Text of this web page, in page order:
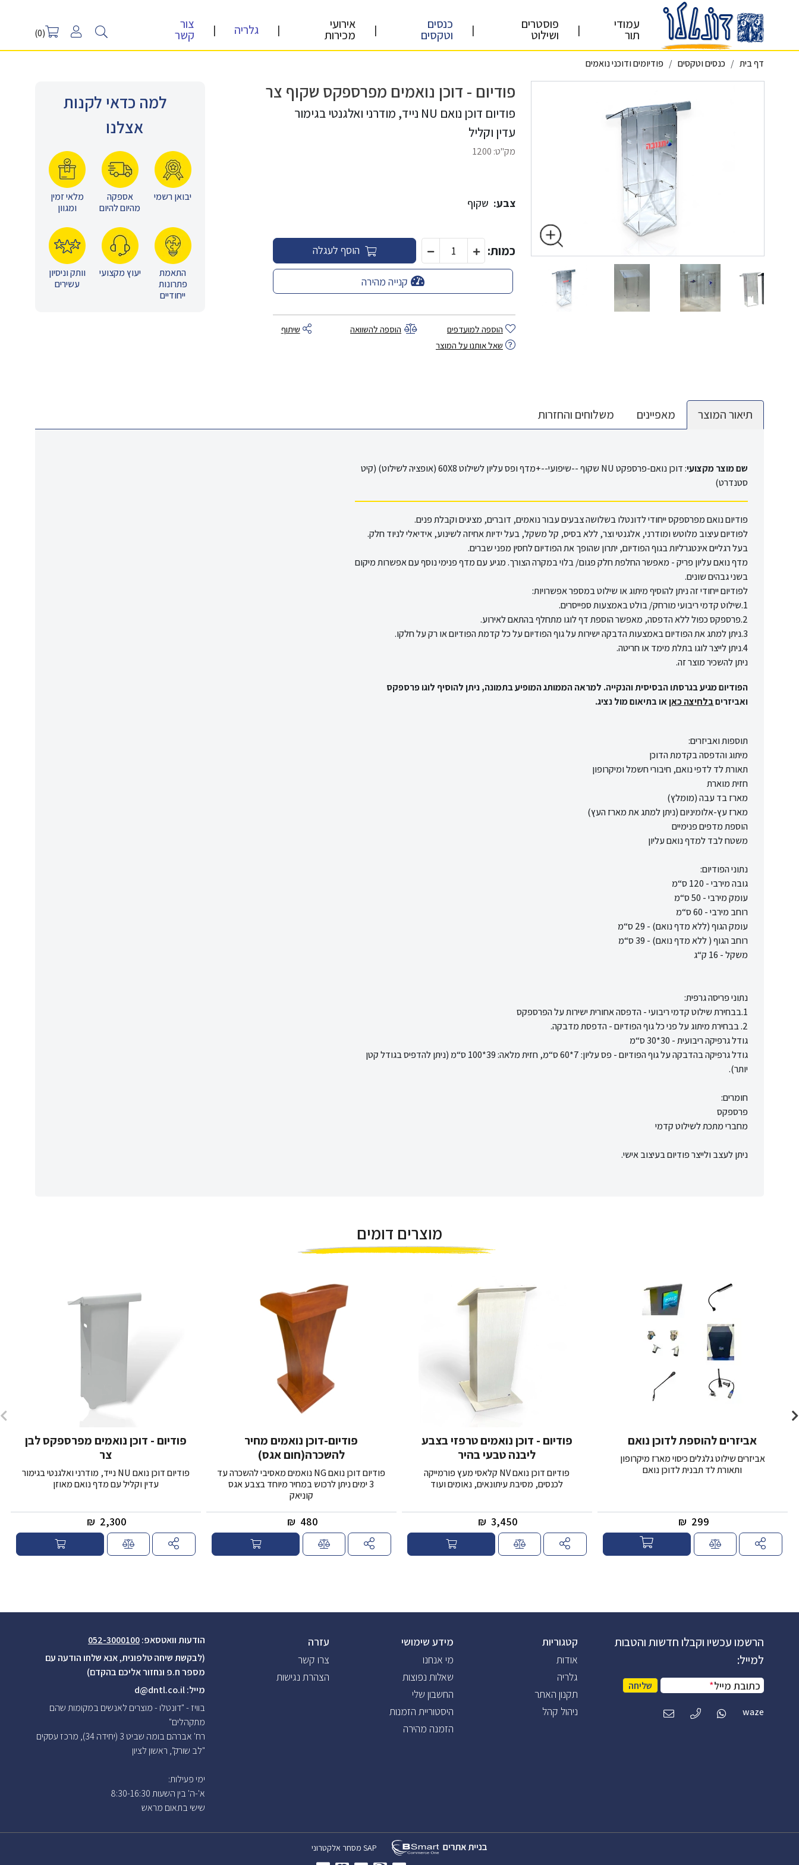
עמודי
תור | פוסטרים
ושילוט | כנסים
וטקסים | אירועי
מכירות | גלריה | צור
קשר (0)
דף בית כנסים וטקסים פודיומים ודוכני נואמים
פודיום - דוכן נואמים מפרספקס שקוף צר
פודיום דוכן נואם NU נייד, מודרני ואלגנטי בגימור
עדין וקליל
מק"ט: 1200
צבע: שקוף
כמות: הוסף לעגלה
קנייה מהירה
הוספה למועדפים הוספה להשוואה
שיתוף
שאל אותנו על המוצר
למה כדאי לקנות
אצלנו
יבואן רשמי
אספקה
מהיום להיום
מלאי זמין
ומגוון
התאמת
פתרונות
ייחודיים
יעוץ מקצועי
וותק וניסיון
עשירים
תיאור המוצר מאפיינים משלוחים והחזרות
שם מוצר מקצועי:
דוכן נואם-פרספקט NU שקוף --שיפועי--+מדף ופס עליון לשילוט 60X8 (אופציה לשילוט) (קיט
סטנדרט)
פודיום נואם מפרספקס ייחודי לדונטלו בשלושה צבעים עבור נואמים, דוברים, מציגים וקבלת פנים.
לפודיום עיצוב מלוטש ומודרני, אלגנטי וצר, ללא בסיס, קל משקל, בעל ידיות אחיזה לשינוע, אידיאלי לניוד חלק.
בעל רגליים אינטגרליות בגוף הפודיום, יתרון שהופך את הפודיום לחסין מפני שברים.
מדף נואם עליון פריק - מאפשר החלפת חלק פגום/ בלוי במקרה הצורך. מגיע עם מדף פנימי נוסף עם אפשרות מיקום
בשני גבהים שונים.
לפודיום ייחודי זה ניתן להוסיף מיתוג או שילוט במספר אפשרויות:
1.שילוט קדמי ריבועי מורחק/ בולט באמצעות ספייסרים.
2.פרספקס כפול ללא הדפסה, מאפשר הוספת דף לוגו מתחלף בהתאם לאירוע.
3.ניתן למתג את הפודיום באמצעות הדבקה ישירות על גוף הפודיום על כל קדמת הפודיום או רק על חלקו.
4.ניתן לייצר לוגו בתלת מימד או חריטה.
ניתן להשכיר מוצר זה.
הפודיום מגיע בגרסתו הבסיסית והנקייה. למראה הממותג המופיע בתמונה, ניתן להוסיף לוגו פרספקס
ואביזריםבלחיצה כאןאו בתיאום מול נציג.
תוספות ואביזרים:
מיתוג והדפסה בקדמת הדוכן
תאורת לד לדפי נואם, חיבורי חשמל ומיקרופון
חזית מוארת
מארז בד עבה (מומלץ)
מארז עץ-אלומיניום (ניתן למתג את מארז העץ)
הוספת מדפים פנימיים
משטח לבד למדף נואם עליון
נתוני הפודיום:
גובה מירבי - 120 ס“מ
עומק מירבי - 50 ס“מ
רוחב מירבי - 60 ס“מ
עומק הגוף (ללא מדף נואם) - 29 ס“מ
רוחב הגוף ( ללא מדף נואם) - 39 ס“מ
משקל - 16 ק“ג
נתוני פריסה גרפית:
1.בבחירת שילוט קדמי ריבועי - הדפסה אחורית ישירות על הפרספקס
2. בבחירת מיתוג על פני כל גוף הפודיום - הדפסת מדבקה.
גודל גרפיקה ריבועית - 30*30 ס“מ
גודל גרפיקה בהדבקה על גוף הפודיום - פס עליון: 7*60 ס“מ, חזית מלאה: 39*100 ס“מ (ניתן להדפיס בגודל קטן
יותר).
חומרים:
פרספקס
מחברי מתכת לשילוט קדמי
ניתן לעצב ולייצר פודיום בעיצוב אישי.
מוצרים דומים
אביזרים להוספת לדוכן נואם
אביזרים שילוט גלגלים כיסוי מארז מיקרופון
ותאורת לד תבנית לדוכן נואם
299
₪
פודיום - דוכן נואמים טרפזי בצבע
ליבנה טבעי בהיר
פודיום דוכן נואם NV קלאסי מעץ פורמייקה
לכנסים, מסיבת עיתונאים, נאומים ועוד
3,450
₪
פודיום-דוכן נואמים מחיר
להשכרה(חום אגס)
פודיום דוכן נואם NG נואמים מאסיבי להשכרה עד
3 ימים ניתן לרכוש במחיר מיוחד בצבע אגס
קוניאק
480
₪
פודיום - דוכן נואמים מפרספקס לבן
צר
פודיום דוכן נואם NU נייד, מודרני ואלגנטי בגימור
עדין וקליל עם מדף נואם מאוזן
2,300
₪
הרשמו עכשיו וקבלו חדשות והטבות
למייל:
כתובת מייל* שליחה
waze
קטגוריות
אודות
גלריה
תקנון האתר
ניהול קהל
מידע שימושי
מי אנחנו
שאלות נפוצות
החשבון שלי
היסטוריית הזמנות
הזמנה מהירה
עזרה
צרו קשר
הצהרת נגישות
הודעות וואטסאפ:052-3000100
(לבקשת שיחה טלפונית, אנא שלחו הודעה עם
מספר ח.פ ונחזור אליכם בהקדם)
מייל:d@dntl.co.il
בוויז - "דונטלו - מוצרים לאנשים במקומות שהם
מתקהלים"
רח' אברהם בומה שביט 3 (יחידה 34), מרכז עסקים
"לב שורק", ראשון לציון
ימי פעילות:
א'-ה' בין השעות 8:30-16:30
שישי בתאום מראש
SAP מסחר אלקטרוני